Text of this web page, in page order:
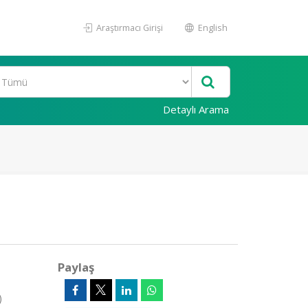
Araştırmacı Girişi English
Detaylı Arama
Paylaş